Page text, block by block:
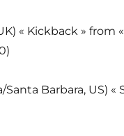
« Kickback » from
Barbara, US) «